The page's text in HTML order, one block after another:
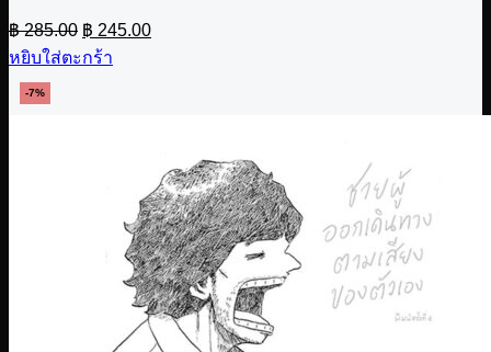
฿285.00 Original
price
was:
฿ 245.00Current
price
หยิบใส่ตะกร้า
-7%